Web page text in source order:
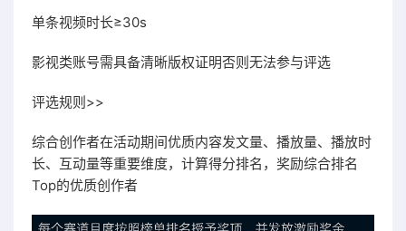
单条视频时长≥30s
影视类账号需具备清晰版权证明否则无法参与评选
评选规则>>
综合创作者在活动期间优质内容发文量、播放量、播放时
长、互动量等重要维度，计算得分排名，奖励综合排名
Top的优质创作者